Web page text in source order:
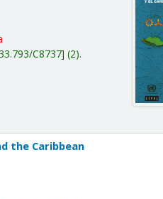
C8737 (2).
the Caribbean